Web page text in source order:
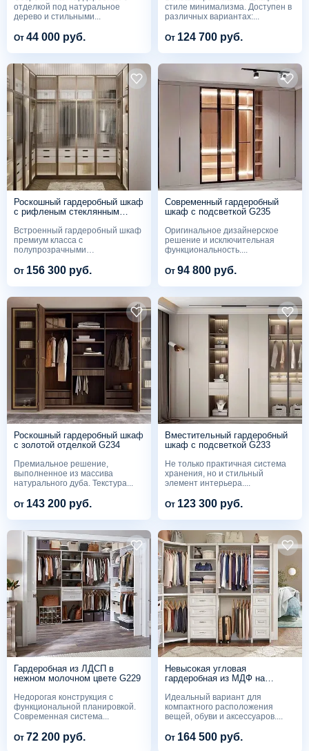
отделкой под натуральное
дерево и стильными...
От 44 000 руб.
стиле минимализма. Доступен в
различных вариантах:...
От 124 700 руб.
Роскошный гардеробный шкаф
с рифленым стеклянным
Встроенный гардеробный шкаф
премиум класса с
полупрозрачными
От 156 300 руб.
Современный гардеробный
шкаф с подсветкой G235
Оригинальное дизайнерское
решение и исключительная
функциональность....
От 94 800 руб.
Роскошный гардеробный шкаф
с золотой отделкой G234
Премиальное решение,
выполненное из массива
натурального дуба. Текстура...
От 143 200 руб.
Вместительный гардеробный
шкаф с подсветкой G233
Не только практичная система
хранения, но и стильный
элемент интерьера....
От 123 300 руб.
Гардеробная из ЛДСП в
нежном молочном цвете G229
Недорогая конструкция с
функциональной планировкой.
Современная система...
От 72 200 руб.
Невысокая угловая
гардеробная из МДФ на
Идеальный вариант для
компактного расположения
вещей, обуви и аксессуаров....
От 164 500 руб.